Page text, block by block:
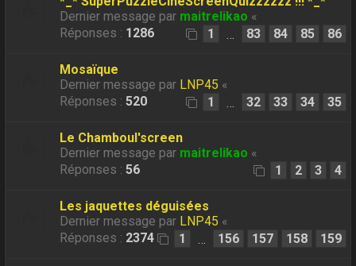
Dernier message par maitrelikao «
Réponses : 1286 1 … 83 84 85 86
Mosaïque
Dernier message par LNP45 «
Réponses :520 1 … 32 33 34 35
Le Chamboul'screen
Dernier message par maitrelikao «
Réponses :56 1 2 3 4
Les jaquettes déguisées
Dernier message par LNP45 «
Réponses : 2374 1 … 156 157 158 159